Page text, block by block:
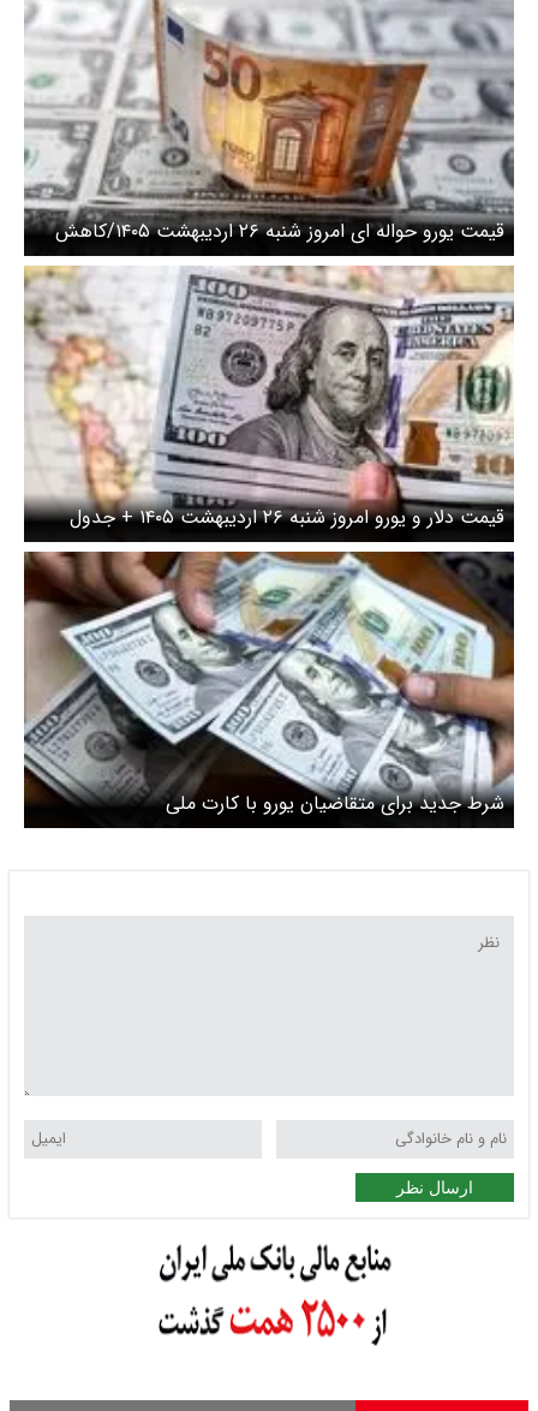
قیمت یورو حواله ای امروز شنبه ۲۶ اردیبهشت ۱۴۰۵/کاهش
قیمت یورو
قیمت دلار و یورو امروز شنبه ۲۶ اردیبهشت ۱۴۰۵ + جدول
شرط جدید برای متقاضیان یورو با کارت ملی
ارسال نظر